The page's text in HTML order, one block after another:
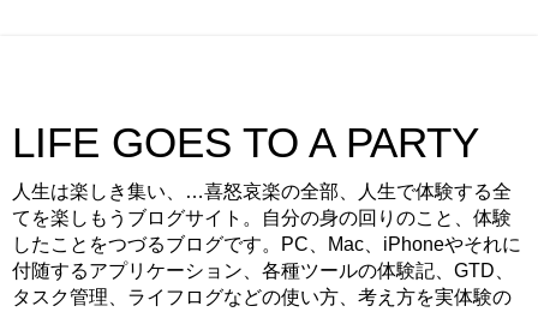
LIFE GOES TO A PARTY
人生は楽しき集い、…喜怒哀楽の全部、人生で体験する全
てを楽しもうブログサイト。自分の身の回りのこと、体験
したことをつづるブログです。PC、Mac、iPhoneやそれに
付随するアプリケーション、各種ツールの体験記、GTD、
タスク管理、ライフログなどの使い方、考え方を実体験の